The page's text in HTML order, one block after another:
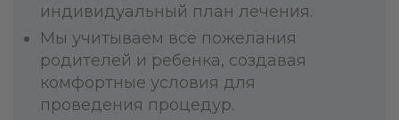
индивидуальный план лечения.
Мы учитываем все пожелания
родителей и ребенка, создавая
комфортные условия для
проведения процедур.